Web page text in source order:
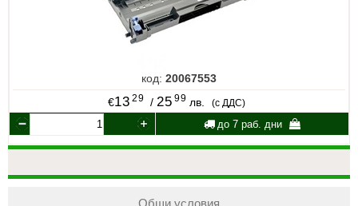
код: 20067553
€13 29 / 25 99 лв. (с ДДС)
до 7 раб. дни